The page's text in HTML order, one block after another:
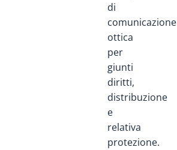
di
comunicazione
ottica
per
giunti
diritti,
distribuzione
e
relativa
protezione.